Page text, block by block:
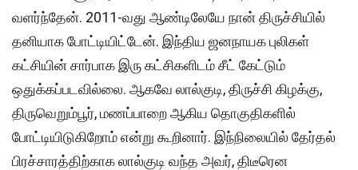
வளர்ந்தேன். 2011-வது ஆண்டிலேயே நான் திருச்சியில்
தனியாக போட்டியிட்டேன். இந்திய ஜனநாயக புலிகள்
கட்சியின் சார்பாக இரு கட்சிகளிடம் சீட் கேட்டும்
ஒதுக்கப்படவில்லை. ஆகவே லால்குடி, திருச்சி கிழக்கு,
திருவெறும்பூர், மணப்பாறை ஆகிய தொகுதிகளில்
போட்டியிடுகிறோம் என்று கூறினார். இந்நிலையில் தேர்தல்
பிரச்சாரத்திற்காக லால்குடி வந்த அவர், திடீரென